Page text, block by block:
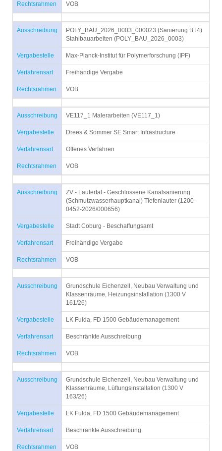
Rechtsrahmen VOB
Ausschreibung
POLY_BAU_2026_0003_000023 (Sanierung BT4)
Stahlbauarbeiten (POLY_BAU_2026_0003)
Vergabestelle Max-Planck-Institut für Polymerforschung (IPF)
Verfahrensart Freihändige Vergabe
Rechtsrahmen VOB
Ausschreibung VE117_1 Malerarbeiten (VE117_1)
Vergabestelle Drees & Sommer SE Smart Infrastructure
Verfahrensart Offenes Verfahren
Rechtsrahmen VOB
Ausschreibung
ZV - Lautertal - Geschlossene Kanalsanierung
(Schmutzwasserhauptkanal) Tiefenlauter (1200-
0452-2026/000656)
Vergabestelle Stadt Coburg - Beschaffungsamt
Verfahrensart Freihändige Vergabe
Rechtsrahmen VOB
Ausschreibung
Grundschule Eichenzell, Neubau Verwaltung und
Klassenräume, Heizungsinstallation (1300 V
161/26)
Vergabestelle LK Fulda, FD 1500 Gebäudemanagement
Verfahrensart Beschränkte Ausschreibung
Rechtsrahmen VOB
Ausschreibung
Grundschule Eichenzell, Neubau Verwaltung und
Klassenräume, Lüftungsinstallation (1300 V
163/26)
Vergabestelle LK Fulda, FD 1500 Gebäudemanagement
Verfahrensart Beschränkte Ausschreibung
Rechtsrahmen VOB